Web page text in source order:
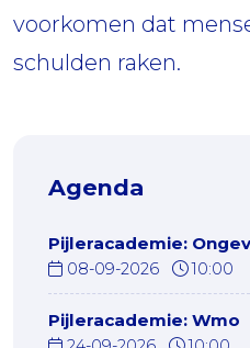
voorkomen dat
schulden raken.
Agenda
Pijleracademie:
08-09-2026 10:00
Pijleracademie: Wmo